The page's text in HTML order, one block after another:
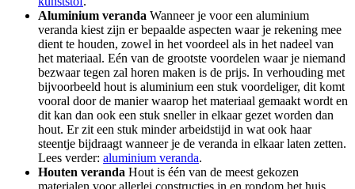
Aluminium veranda Wanneer je voor een aluminium
veranda kiest zijn er bepaalde aspecten waar je rekening mee
dient te houden, zowel in het voordeel als in het nadeel van
het materiaal. Eén van de grootste voordelen waar je niemand
bezwaar tegen zal horen maken is de prijs. In verhouding met
bijvoorbeeld hout is aluminium een stuk voordeliger, dit komt
vooral door de manier waarop het materiaal gemaakt wordt en
dit kan dan ook een stuk sneller in elkaar gezet worden dan
hout. Er zit een stuk minder arbeidstijd in wat ook haar
steentje bijdraagt wanneer je de veranda in elkaar laten zetten.
Lees verder: aluminium veranda.
Houten veranda Hout is één van de meest gekozen
materialen voor allerlei constructies in en rondom het huis,